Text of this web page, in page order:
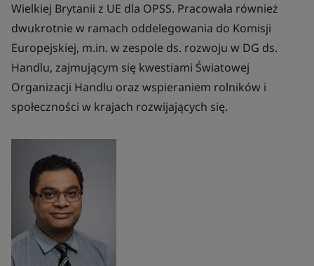
Wielkiej Brytanii z UE dla OPSS. Pracowała również
dwukrotnie w ramach oddelegowania do Komisji
Europejskiej, m.in. w zespole ds. rozwoju w DG ds.
Handlu, zajmującym się kwestiami Światowej
Organizacji Handlu oraz wspieraniem rolników i
społeczności w krajach rozwijających się.